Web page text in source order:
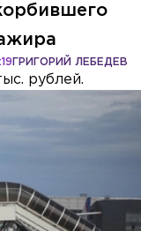
ГРИГОРИЙ ЛЕБЕДЕВ
рублей.